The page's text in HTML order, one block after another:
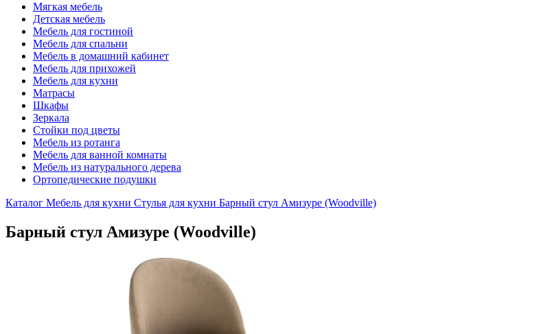
Мягкая мебель
Детская мебель
Мебель для гостиной
Мебель для спальни
Мебель в домашний кабинет
Мебель для прихожей
Мебель для кухни
Матрасы
Шкафы
Зеркала
Стойки под цветы
Мебель из ротанга
Мебель для ванной комнаты
Мебель из натурального дерева
Ортопедические подушки
Каталог Мебель для кухни Стулья для кухни Барный стул Амизуре (Woodville)
Барный стул Амизуре (Woodville)